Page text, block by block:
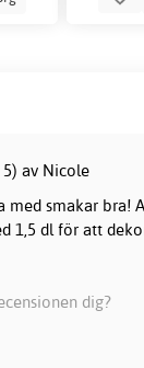
av Nicole
med smakar bra!
1,5 dl för att
dig?